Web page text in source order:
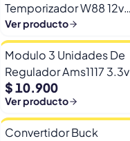
Temporizador W88 12v
Automatico Frio Calor
Ver producto
Modulo 3 Unidades De
Regulador Ams1117 3.3v
Yp-8 Con Pines
$ 10.900
Ver producto
Convertidor Buck